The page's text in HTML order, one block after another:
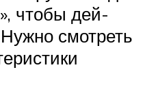
что­бы дей­
смот­реть